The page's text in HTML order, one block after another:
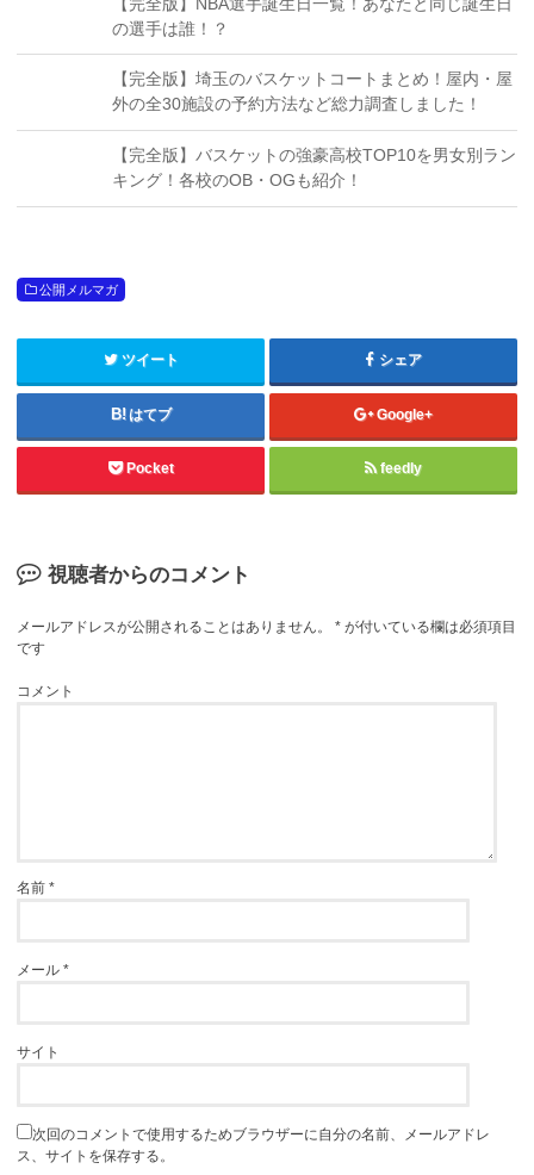
の選手は誰！？
【完全版】埼玉のバスケットコートまとめ！屋内・屋
外の全30施設の予約方法など総力調査しました！
【完全版】バスケットの強豪高校TOP10を男女別ラン
キング！各校のOB・OGも紹介！
公開メルマガ
ツイート シェア
はてブ Google+
Pocket feedly
視聴者からのコメント
メールアドレスが公開されることはありません。 * が付いている欄は必須項目
です
コメント
名前*
メール*
サイト
次回のコメントで使用するためブラウザーに自分の名前、メールアドレ
ス、サイトを保存する。